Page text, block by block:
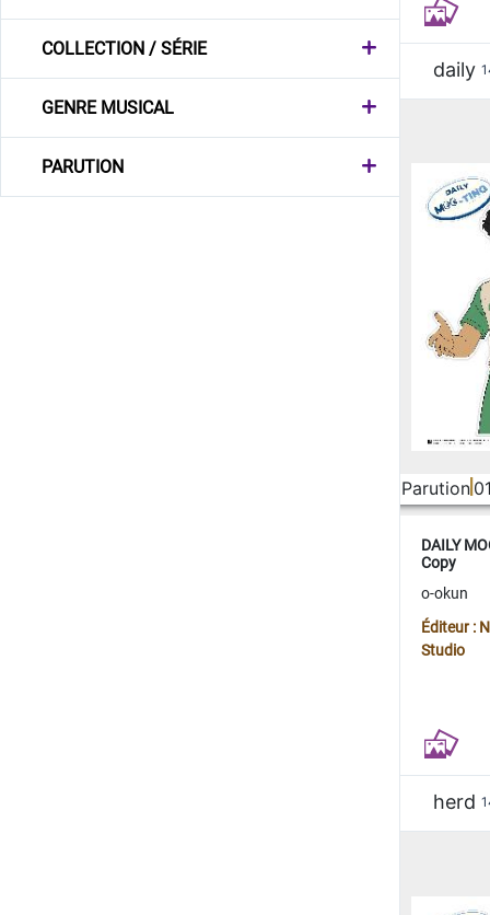
COLLECTION / SÉRIE
GENRE MUSICAL
PARUTION
daily
Parution
DAILY
Copy
o-okun
Éditeur :
Studio
herd